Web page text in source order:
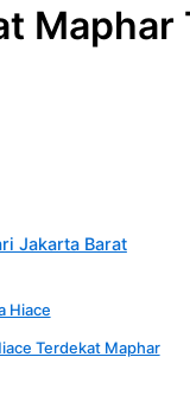
Jakarta Barat
Hiace
Terdekat Maphar